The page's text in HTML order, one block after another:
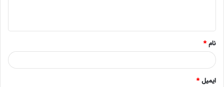
*
نام*
ایمیل*